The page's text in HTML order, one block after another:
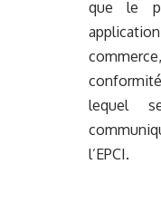
que le
lequel
l’EPCI.